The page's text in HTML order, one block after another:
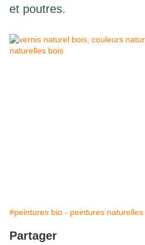
et poutres.
#peintures bio - peintures naturelles
Partager